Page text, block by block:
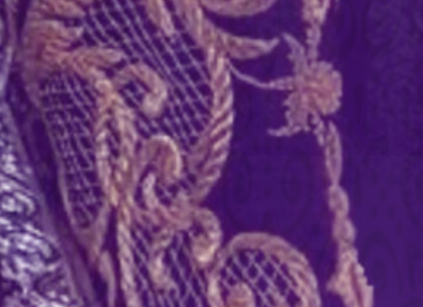
Víctor Manuel
Semana Santa 2024